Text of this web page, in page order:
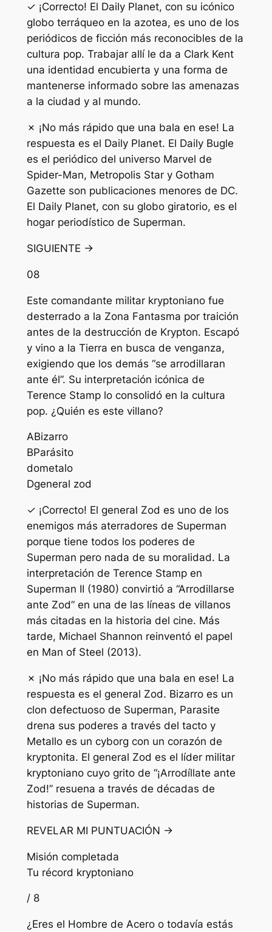
✓ ¡Correcto! El Daily Planet, con su icónico
globo terráqueo en la azotea, es uno de los
periódicos de ficción más reconocibles de la
cultura pop. Trabajar allí le da a Clark Kent
una identidad encubierta y una forma de
mantenerse informado sobre las amenazas
a la ciudad y al mundo.
✗ ¡No más rápido que una bala en ese! La
respuesta es el Daily Planet. El Daily Bugle
es el periódico del universo Marvel de
Spider-Man, Metropolis Star y Gotham
Gazette son publicaciones menores de DC.
El Daily Planet, con su globo giratorio, es el
hogar periodístico de Superman.
SIGUIENTE →
08
Este comandante militar kryptoniano fue
desterrado a la Zona Fantasma por traición
antes de la destrucción de Krypton. Escapó
y vino a la Tierra en busca de venganza,
exigiendo que los demás “se arrodillaran
ante él”. Su interpretación icónica de
Terence Stamp lo consolidó en la cultura
pop. ¿Quién es este villano?
ABizarro
BParásito
dometalo
Dgeneral zod
✓ ¡Correcto! El general Zod es uno de los
enemigos más aterradores de Superman
porque tiene todos los poderes de
Superman pero nada de su moralidad. La
interpretación de Terence Stamp en
Superman II (1980) convirtió a “Arrodillarse
ante Zod” en una de las líneas de villanos
más citadas en la historia del cine. Más
tarde, Michael Shannon reinventó el papel
en Man of Steel (2013).
✗ ¡No más rápido que una bala en ese! La
respuesta es el general Zod. Bizarro es un
clon defectuoso de Superman, Parasite
drena sus poderes a través del tacto y
Metallo es un cyborg con un corazón de
kryptonita. El general Zod es el líder militar
kryptoniano cuyo grito de “¡Arrodíllate ante
Zod!” resuena a través de décadas de
historias de Superman.
REVELAR MI PUNTUACIÓN →
Misión completada
Tu récord kryptoniano
/ 8
¿Eres el Hombre de Acero o todavía estás